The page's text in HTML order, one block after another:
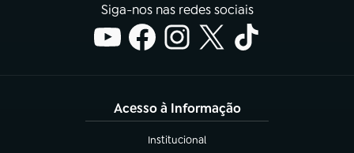
Siga-nos nas redes sociais
Acesso à Informação
Institucional
(abre em nova aba)